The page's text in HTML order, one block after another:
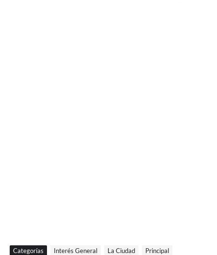
Categorías Interés General La Ciudad Principal